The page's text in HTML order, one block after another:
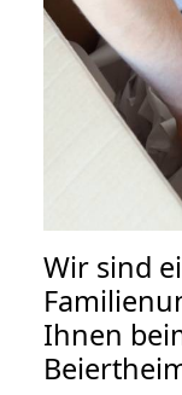
Wir sind
Ihnen